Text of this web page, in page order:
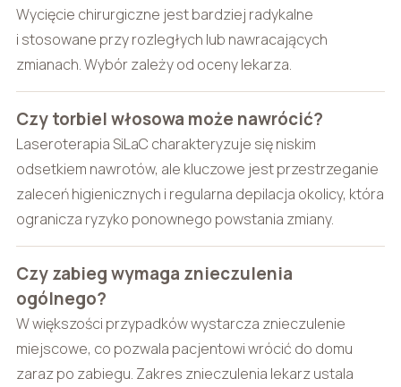
Wycięcie chirurgiczne jest bardziej radykalne
i stosowane przy rozległych lub nawracających
zmianach. Wybór zależy od oceny lekarza.
Czy torbiel włosowa może nawrócić?
Laseroterapia SiLaC charakteryzuje się niskim
odsetkiem nawrotów, ale kluczowe jest przestrzeganie
zaleceń higienicznych i regularna depilacja okolicy, która
ogranicza ryzyko ponownego powstania zmiany.
Czy zabieg wymaga znieczulenia
ogólnego?
W większości przypadków wystarcza znieczulenie
miejscowe, co pozwala pacjentowi wrócić do domu
zaraz po zabiegu. Zakres znieczulenia lekarz ustala